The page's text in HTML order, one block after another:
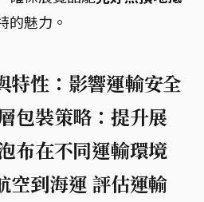
的魅力。
特性：影響運輸安全
包裝策略：提升展
布在不同運輸環境
空到海運 評估運輸